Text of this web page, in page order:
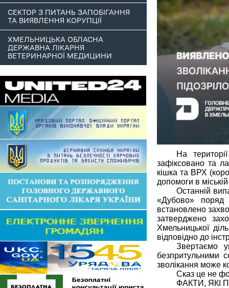
СЕКТОР З ПИТАНЬ ЗАПОБІГАННЯ
ТА ВИЯВЛЕННЯ КОРУПЦІЇ
ХМЕЛЬНИЦЬКА ОБЛАСНА
ДЕРЖАВНА ЛІКАРНЯ
ВЕТЕРИНАРНОЇ МЕДИЦИНИ
На
зафіксовано та
кішка та ВРХ
допомоги в міській
Останній
«Дубово»
встановлено
затверджено
Хмельницької
відповідно до
Звертаємо
безпритульними
зволікання може
Сказ це не
ФАКТИ, ЯКІ